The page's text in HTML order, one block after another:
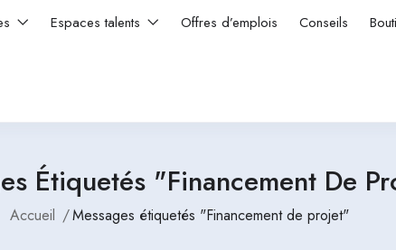
Espaces talents Offres d’emplois Conseils
Étiquetés "Financement De
Accueil Messages étiquetés "Financement de projet"